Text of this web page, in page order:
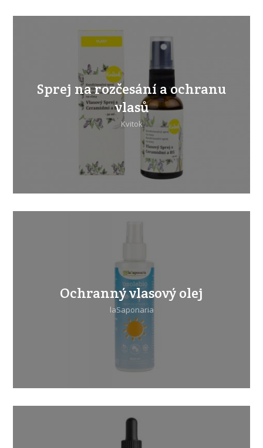
Sprej na rozčesání a ochranu
vlasů
Kvitok
Ochranný vlasový olej
laSaponaria